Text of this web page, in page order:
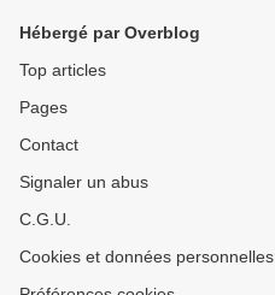
Hébergé par Overblog
Top articles
Pages
Contact
Signaler un abus
C.G.U.
Cookies et données personnelles